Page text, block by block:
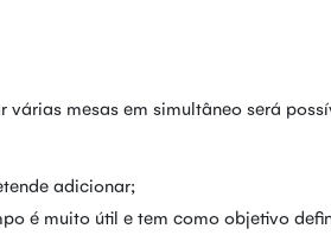
mesas em simultâneo será
adicionar;
é muito útil e tem como objetivo